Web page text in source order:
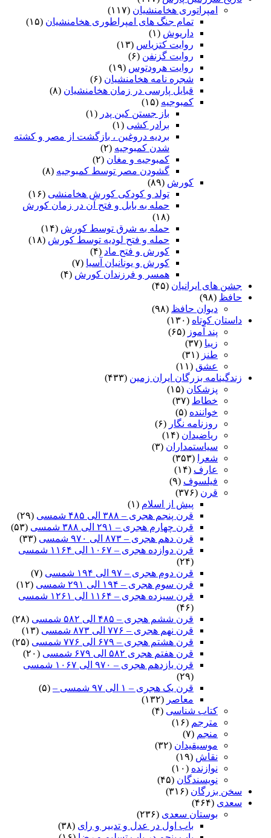
امپراتوری هخامنشیان (۱۱۷)
تمام جنگ های امپراطوری هخامنشیان (۱۵)
داریوش (۱)
روایت کتزیاس (۱۳)
روایت گزنفن (۶)
روایت هرودتوس (۱۹)
شجره نامه هخامنشیان (۶)
قبایل پارسی در زمان هخامنشیان (۸)
کمبوجیه (۱۵)
باز جستن کین پدر (۱)
برادر کشی (۱)
بردیه دروغین ، بازگشت از مصر و کشته
شدن کمبوجیه (۲)
کمبوجیه و مغان (۲)
گشودن مصر توسط کمبوجیه (۸)
کورش (۸۹)
تولد و کودکی کورش هخامنشی (۱۶)
حمله به بابل و فتح آن در زمان کورش
(۱۸)
حمله به شرق توسط کورش (۱۴)
حمله و فتح لودیه توسط کورش (۱۸)
کورش و فتح ماد (۴)
کورش و یونانیان آسیا (۷)
همسر و فرزندان کورش (۴)
جشن های ایرانیان (۴۵)
حافظ (۹۸)
دیوان حافظ (۹۸)
داستان کوتاه (۱۳۰)
پند آموز (۶۵)
زیبا (۳۷)
طنز (۳۱)
عشق (۱۱)
زندگینامه بزرگان ایران زمین (۴۳۳)
پزشکان (۱۵)
خطاط (۳۷)
خواننده (۵)
روزنامه نگار (۶)
ریاضیدان (۱۴)
سیاستمداران (۳)
شعرا
(۳۵۳)
عارف (۱۴)
فیلسوف (۹)
قرن (۳۷۶)
پیش از اسلام (۱)
قرن پنجم هجری – ۳۸۸ الی ۴۸۵ شمسی
(۲۹)
قرن چهارم هجری – ۲۹۱ الی ۳۸۸ شمسی
(۵۳)
قرن دهم هجری – ۸۷۳ الی ۹۷۰ شمسی
(۳۳)
قرن دوازده هجری – ۱۰۶۷ الی ۱۱۶۴ شمسی
(۲۴)
قرن دوم هجری – ۹۷ الی ۱۹۴ شمسی
(۷)
قرن سوم هجری – ۱۹۴ الی ۲۹۱ شمسی
(۱۲)
قرن سیزده هجری – ۱۱۶۴ الی ۱۲۶۱ شمسی
(۴۶)
قرن ششم هجری – ۴۸۵ الی ۵۸۲ شمسی
(۲۸)
قرن نهم هجری – ۷۷۶ الی ۸۷۳ شمسی
(۱۳)
قرن هشتم هجری – ۶۷۹ الی ۷۷۶ شمسی
(۲۵)
قرن هفتم هجری ۵۸۲ الی ۶۷۹ شمسی
(۲۰)
قرن یازدهم هجری – ۹۷۰ الی ۱۰۶۷ شمسی
(۲۹)
قرن یک هجری – ۱ الی ۹۷ شمسی –
(۵)
معاصر (۱۳۲)
کتاب شناسی (۴)
مترجم (۱۶)
منجم (۷)
موسیقیدان (۳۲)
نقاش (۱۹)
نوازنده (۱۰)
نویسندگان (۴۵)
سخن بزرگان (۳۱۶)
سعدی (۴۶۴)
بوستان سعدی (۲۳۶)
باب اول در عدل و تدبیر و رای (۳۸)